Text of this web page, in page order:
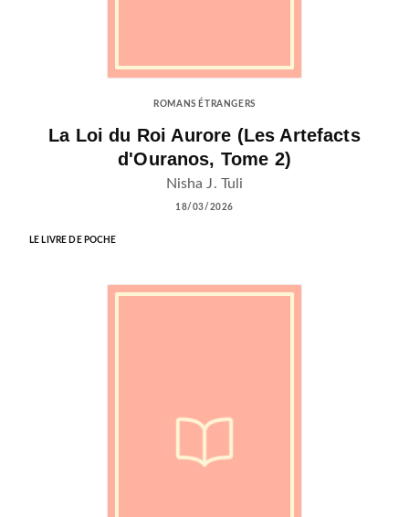
ROMANS ÉTRANGERS
La Loi du Roi Aurore (Les Artefacts
d'Ouranos, Tome 2)
Nisha J. Tuli
18/03/2026
LE LIVRE DE POCHE